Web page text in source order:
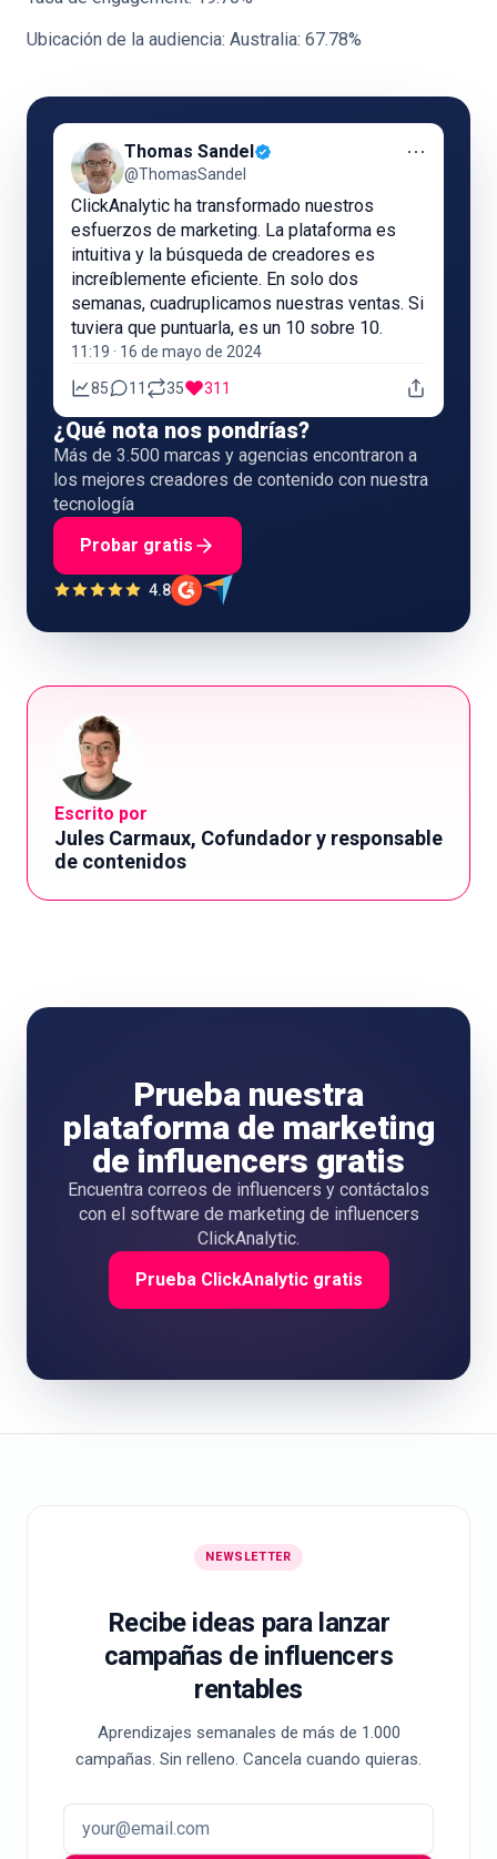
Ubicación de la audiencia: Australia: 67.78%
Thomas Sandel
@ThomasSandel
⋯
ClickAnalytic ha transformado nuestros
esfuerzos de marketing. La plataforma es
intuitiva y la búsqueda de creadores es
increíblemente eficiente. En solo dos
semanas, cuadruplicamos nuestras ventas. Si
tuviera que puntuarla, es un 10 sobre 10.
11:19 · 16 de mayo de 2024
85 11 35 311
¿Qué nota nos pondrías?
Más de 3.500 marcas y agencias encontraron a
los mejores creadores de contenido con nuestra
tecnología
Probar gratis
4.8
Escrito por
Jules Carmaux, Cofundador y responsable
de contenidos
Prueba nuestra
plataforma de marketing
de influencers gratis
Encuentra correos de influencers y contáctalos
con el software de marketing de influencers
ClickAnalytic.
Prueba ClickAnalytic gratis
NEWSLETTER
Recibe ideas para lanzar
campañas de influencers
rentables
Aprendizajes semanales de más de 1.000
campañas. Sin relleno. Cancela cuando quieras.